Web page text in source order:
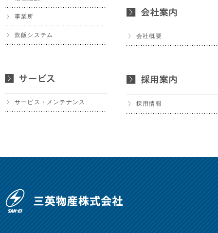
事業所
炊飯システム
サービス・メンテナンス
会社概要
採用情報